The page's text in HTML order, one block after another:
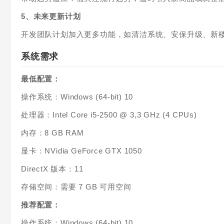
5、未来更新计划
开发团队计划加入更多功能，如清洁系统、安保升级、新
系统需求
最低配置：
操作系统：Windows (64-bit) 10
处理器：Intel Core i5-2500 @ 3,3 GHz (4 CPUs)
内存：8 GB RAM
显卡：NVidia GeForce GTX 1050
DirectX 版本：11
存储空间：需要 7 GB 可用空间
推荐配置：